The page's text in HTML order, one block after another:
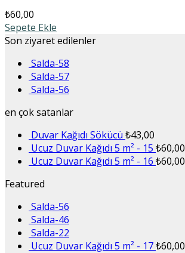
₺60,00
Sepete Ekle
Son ziyaret edilenler
Salda-58
Salda-57
Salda-56
en çok satanlar
Duvar Kağıdı Sökücü ₺43,00
Ucuz Duvar Kağıdı 5 m² - 15 ₺60,00
Ucuz Duvar Kağıdı 5 m² - 16 ₺60,00
Featured
Salda-56
Salda-46
Salda-22
Ucuz Duvar Kağıdı 5 m² - 17₺60,00